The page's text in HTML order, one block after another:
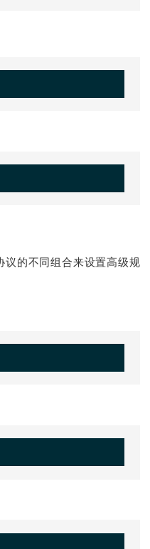
议的不同组合来设置高级规